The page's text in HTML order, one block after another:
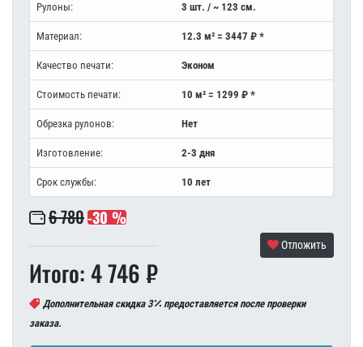
Рулоны: 3 шт. / ~ 123 см.
Материал: 12.3 м² = 3447 ₽ *
Качество печати: Эконом
Стоимость печати: 10 м² = 1299 ₽ *
Обрезка рулонов: Нет
Изготовление: 2-3 дня
Срок службы: 10 лет
6 780-30 %
Итого: 4 746 ₽
Отложить
Дополнительная скидка 3
предоставляется после проверки
заказа.